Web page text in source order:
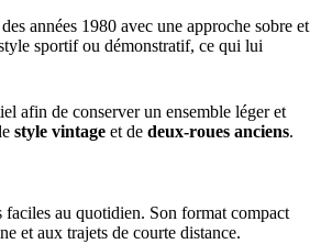
années 1980 avec une approche sobre et
sportif ou démonstratif, ce qui lui
afin de conserver un ensemble léger et
style vintage et de deux-roues anciens.
faciles au quotidien. Son format compact
et aux trajets de courte distance.